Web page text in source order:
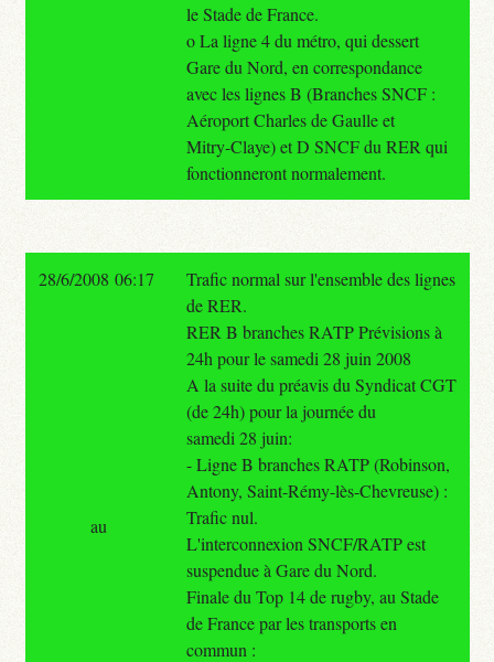
le Stade de France.
o La ligne 4 du métro, qui dessert
Gare du Nord, en correspondance
avec les lignes B (Branches SNCF :
Aéroport Charles de Gaulle et
Mitry-Claye) et D SNCF du RER qui
fonctionneront normalement.
28/6/2008 06:17
Trafic normal sur l'ensemble des lignes
de RER.
RER B branches RATP Prévisions à
24h pour le samedi 28 juin 2008
A la suite du préavis du Syndicat CGT
(de 24h) pour la journée du
samedi 28 juin:
- Ligne B branches RATP (Robinson,
Antony, Saint-Rémy-lès-Chevreuse) :
Trafic nul.
L'interconnexion SNCF/RATP est
suspendue à Gare du Nord.
Finale du Top 14 de rugby, au Stade
de France par les transports en
commun :
au